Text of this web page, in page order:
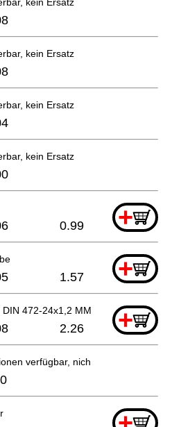
kein Ersatz
kein Ersatz
kein Ersatz
+
0.99
+
1.57
472-24x1,2 MM +
2.26
verfügbar, nicht bestellbar